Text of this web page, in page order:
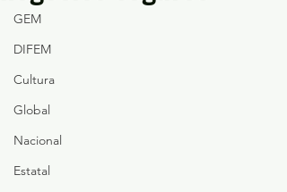
GEM
DIFEM
Cultura
Global
Nacional
Estatal